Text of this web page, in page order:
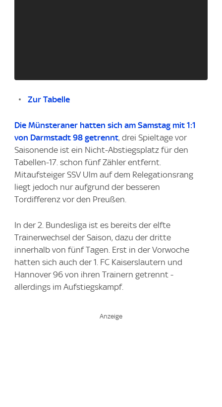
Zur Tabelle
Die Münsteraner hatten sich am Samstag mit 1:1
von Darmstadt 98 getrennt, drei Spieltage vor
Saisonende ist ein Nicht-Abstiegsplatz für den
Tabellen-17. schon fünf Zähler entfernt.
Mitaufsteiger SSV Ulm auf dem Relegationsrang
liegt jedoch nur aufgrund der besseren
Tordifferenz vor den Preußen.
In der 2. Bundesliga ist es bereits der elfte
Trainerwechsel der Saison, dazu der dritte
innerhalb von fünf Tagen. Erst in der Vorwoche
hatten sich auch der 1. FC Kaiserslautern und
Hannover 96 von ihren Trainern getrennt -
allerdings im Aufstiegskampf.